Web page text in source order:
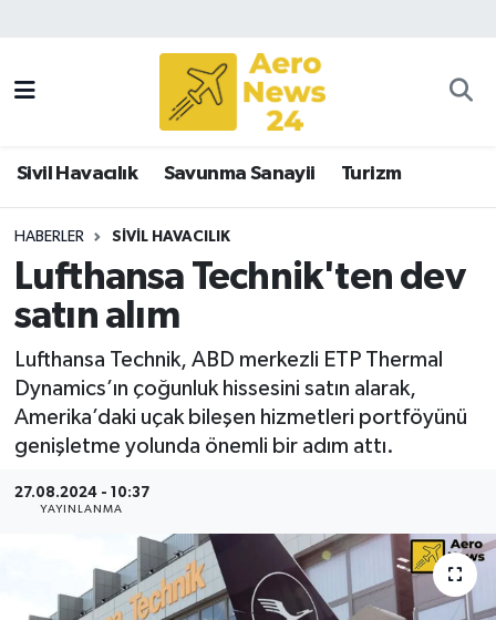
Sivil Havacılık Savunma Sanayii Turizm
HABERLER SIVIL HAVACILIK
Lufthansa Technik'ten dev
satın alım
Lufthansa Technik, ABD merkezli ETP Thermal
Dynamics’ın çoğunluk hissesini satın alarak,
Amerika’daki uçak bileşen hizmetleri portföyünü
genişletme yolunda önemli bir adım attı.
27.08.2024 - 10:37
YAYINLANMA